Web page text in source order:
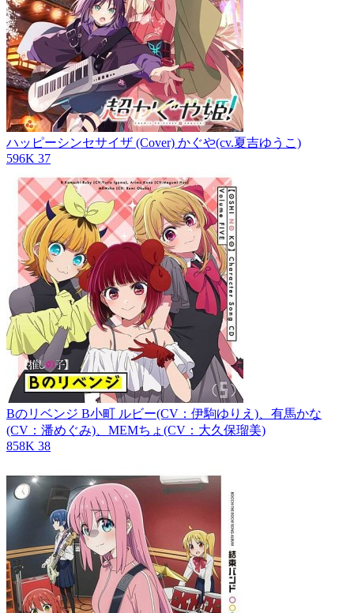
ハッピーシンセサイザ (Cover) かぐや(cv.夏吉ゆうこ)
596K 37
Bのリベンジ B小町 ルビー(CV：伊駒ゆりえ)、有馬かな
(CV：潘めぐみ)、MEMちょ(CV：大久保瑠美)
858K 38